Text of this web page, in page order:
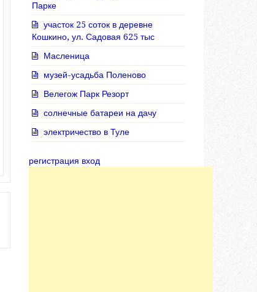
Парке
участок 25 соток в деревне
Кошкино, ул. Садовая 625 тыс
Масленица
музей-усадьба Поленово
Велегож Парк Резорт
солнечные батареи на дачу
электричество в Туле
регистрация вход